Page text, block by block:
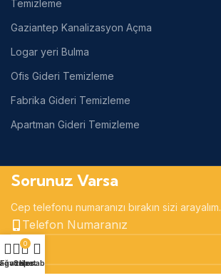
Temizleme
Gaziantep Kanalizasyon Açma
Logar yeri Bulma
Ofis Gideri Temizleme
Fabrika Gideri Temizleme
Apartman Gideri Temizleme
Sorunuz Varsa
Cep telefonu numaranızı bırakın sizi arayalım.
Telefon Numaranız
Favoriler
0
Sepet
Hesabım